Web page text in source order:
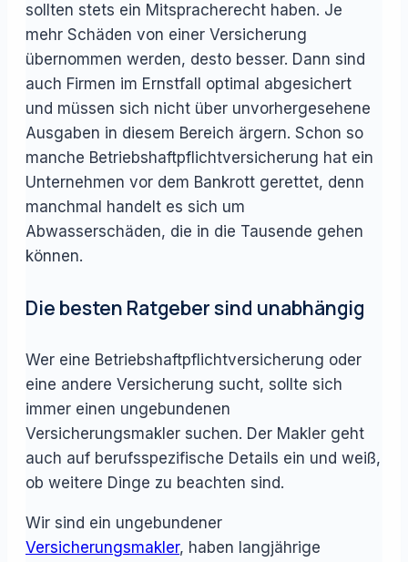
sollten stets ein Mitspracherecht haben. Je
mehr Schäden von einer Versicherung
übernommen werden, desto besser. Dann sind
auch Firmen im Ernstfall optimal abgesichert
und müssen sich nicht über unvorhergesehene
Ausgaben in diesem Bereich ärgern. Schon so
manche Betriebshaftpflichtversicherung hat ein
Unternehmen vor dem Bankrott gerettet, denn
manchmal handelt es sich um
Abwasserschäden, die in die Tausende gehen
können.
Die besten Ratgeber sind unabhängig
Wer eine Betriebshaftpflichtversicherung oder
eine andere Versicherung sucht, sollte sich
immer einen ungebundenen
Versicherungsmakler suchen. Der Makler geht
auch auf berufsspezifische Details ein und weiß,
ob weitere Dinge zu beachten sind.
Wir sind ein ungebundener
Versicherungsmakler, haben langjährige